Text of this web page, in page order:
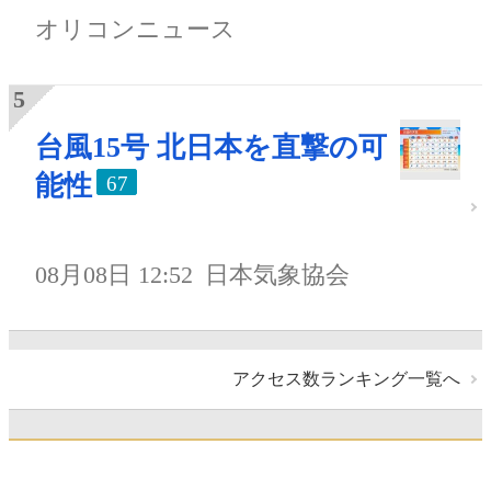
オリコンニュース
台風15号 北日本を直撃の可
能性
67
08月08日 12:52 日本気象協会
アクセス数ランキング一覧へ